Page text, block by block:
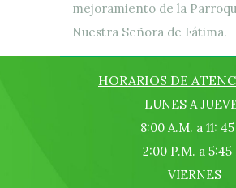
mejoramiento de la
Nuestra Señora de Fátima.
HORARIOS DE
LUNES A
8:00 A.M. a 11:
2:00 P.M. a 5:45
VIERNES